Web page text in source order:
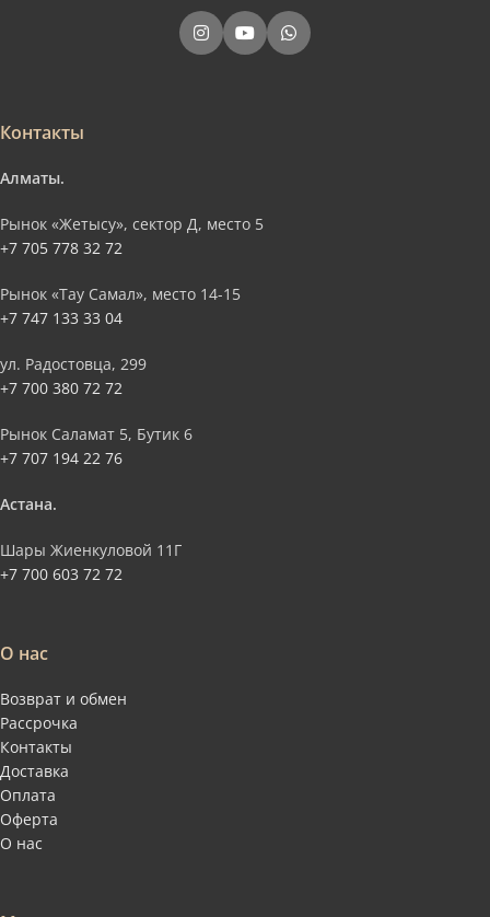
Контакты
Алматы.
Рынок «Жетысу», сектор Д, место 5
+7 705 778 32 72
Рынок «Тау Самал», место 14-15
+7 747 133 33 04
ул. Радостовца, 299
+7 700 380 72 72
Рынок Саламат 5, Бутик 6
+7 707 194 22 76
Астана.
Шары Жиенкуловой 11Г
+7 700 603 72 72
О нас
Возврат и обмен
Рассрочка
Контакты
Доставка
Оплата
Оферта
О нас